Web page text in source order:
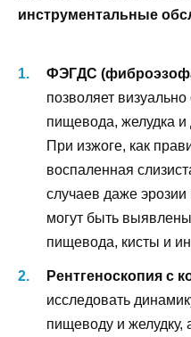
инструментальные
ФЭГДС
позволяет
пищевода, желудка и
При изжоге, как
воспаленная
случаев даже
могут быть
пищевода, кисты и
Рентгеноскопия с
исследовать
пищеводу и желудку,